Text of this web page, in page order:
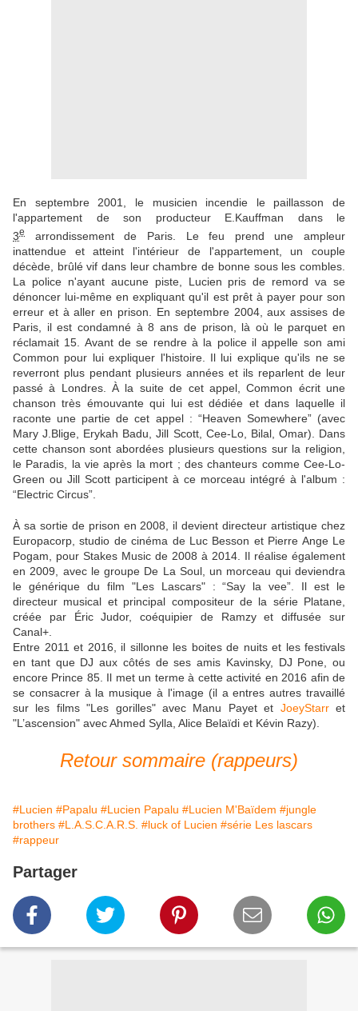
En septembre 2001, le musicien incendie le paillasson de
l'appartement de son producteur E.Kauffman dans le
3e
arrondissement de Paris. Le feu prend une ampleur
inattendue et atteint l'intérieur de l'appartement, un couple
décède, brûlé vif dans leur chambre de bonne sous les combles.
La police n'ayant aucune piste, Lucien pris de remord va se
dénoncer lui-même en expliquant qu'il est prêt à payer pour son
erreur et à aller en prison. En septembre 2004, aux assises de
Paris, il est condamné à 8 ans de prison, là où le parquet en
réclamait 15. Avant de se rendre à la police il appelle son ami
Common pour lui expliquer l'histoire. Il lui explique qu'ils ne se
reverront plus pendant plusieurs années et ils reparlent de leur
passé à Londres. À la suite de cet appel, Common écrit une
chanson très émouvante qui lui est dédiée et dans laquelle il
raconte une partie de cet appel : “Heaven Somewhere” (avec
Mary J.Blige, Erykah Badu, Jill Scott, Cee-Lo, Bilal, Omar). Dans
cette chanson sont abordées plusieurs questions sur la religion,
le Paradis, la vie après la mort ; des chanteurs comme Cee-Lo-
Green ou Jill Scott participent à ce morceau intégré à l'album :
“Electric Circus”.
À sa sortie de prison en 2008, il devient directeur artistique chez
Europacorp, studio de cinéma de Luc Besson et Pierre Ange Le
Pogam, pour Stakes Music de 2008 à 2014. Il réalise également
en 2009, avec le groupe De La Soul, un morceau qui deviendra
le générique du film "Les Lascars" : “Say la vee”. Il est le
directeur musical et principal compositeur de la série Platane,
créée par Éric Judor, coéquipier de Ramzy et diffusée sur
Canal+.
Entre 2011 et 2016, il sillonne les boites de nuits et les festivals
en tant que DJ aux côtés de ses amis Kavinsky, DJ Pone, ou
encore Prince 85. Il met un terme à cette activité en 2016 afin de
se consacrer à la musique à l'image (il a entres autres travaillé
sur les films "Les gorilles" avec Manu Payet et JoeyStarret
"L’ascension" avec Ahmed Sylla, Alice Belaïdi et Kévin Razy).
Retour sommaire (rappeurs)
#Lucien #Papalu #Lucien Papalu #Lucien M'Baïdem #jungle
brothers #L.A.S.C.A.R.S. #luck of Lucien #série Les lascars
#rappeur
Partager